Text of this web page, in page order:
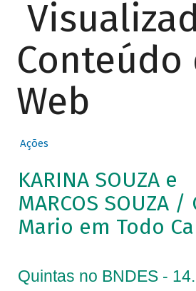
Conteúdo
Web
Ações
KARINA SOUZA e
MARCOS SOUZA /
Mario em Todo
Quintas no BNDES -